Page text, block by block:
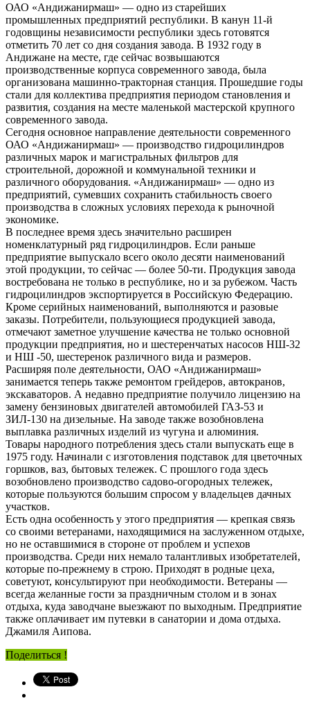
ОАО «Андижанирмаш» — одно из старейших
промышленных предприятий республики. В канун 11-й
годовщины независимости республики здесь готовятся
отметить 70 лет со дня создания завода. В 1932 году в
Андижане на месте, где сейчас возвышаются
производственные корпуса современного завода, была
организована машинно-тракторная станция. Прошедшие годы
стали для коллектива предприятия периодом становления и
развития, создания на месте маленькой мастерской крупного
современного завода.
Сегодня основное направление деятельности современного
ОАО «Андижанирмаш» — производство гидроцилиндров
различных марок и магистральных фильтров для
строительной, дорожной и коммунальной техники и
различного оборудования. «Андижанирмаш» — одно из
предприятий, сумевших сохранить стабильность своего
производства в сложных условиях перехода к рыночной
экономике.
В последнее время здесь значительно расширен
номенклатурный ряд гидроцилиндров. Если раньше
предприятие выпускало всего около десяти наименований
этой продукции, то сейчас — более 50-ти. Продукция завода
востребована не только в республике, но и за рубежом. Часть
гидроцилиндров экспортируется в Российскую Федерацию.
Кроме серийных наименований, выполняются и разовые
заказы. Потребители, пользующиеся продукцией завода,
отмечают заметное улучшение качества не только основной
продукции предприятия, но и шестеренчатых насосов НШ-32
и НШ -50, шестеренок различного вида и размеров.
Расширяя поле деятельности, ОАО «Андижанирмаш»
занимается теперь также ремонтом грейдеров, автокранов,
экскаваторов. А недавно предприятие получило лицензию на
замену бензиновых двигателей автомобилей ГАЗ-53 и
ЗИЛ-130 на дизельные. На заводе также возобновлена
выплавка различных изделий из чугуна и алюминия.
Товары народного потребления здесь стали выпускать еще в
1975 году. Начинали с изготовления подставок для цветочных
горшков, ваз, бытовых тележек. С прошлого года здесь
возобновлено производство садово-огородных тележек,
которые пользуются большим спросом у владельцев дачных
участков.
Есть одна особенность у этого предприятия — крепкая связь
со своими ветеранами, находящимися на заслуженном отдыхе,
но не оставшимися в стороне от проблем и успехов
производства. Среди них немало талантливых изобретателей,
которые по-прежнему в строю. Приходят в родные цеха,
советуют, консультируют при необходимости. Ветераны —
всегда желанные гости за праздничным столом и в зонах
отдыха, куда заводчане выезжают по выходным. Предприятие
также оплачивает им путевки в санатории и дома отдыха.
Джамиля Аипова.
Поделиться !